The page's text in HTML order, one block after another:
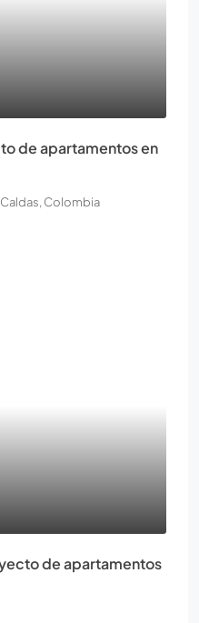
de apartamentos en
Colombia
de apartamentos